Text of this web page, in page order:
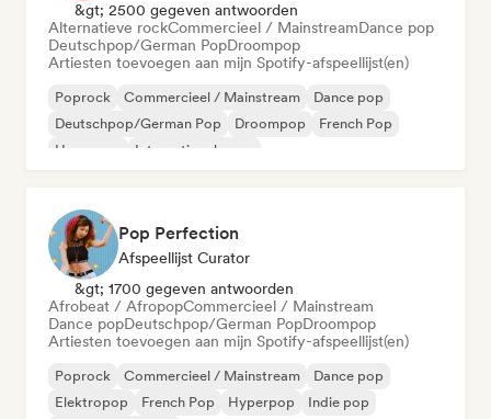
&gt; 2500 gegeven antwoorden
Alternatieve rockCommercieel / MainstreamDance pop
Deutschpop/German PopDroompop
Artiesten toevoegen aan mijn Spotify-afspeellijst(en)
Poprock Commercieel / Mainstream
Dance pop
Deutschpop/German Pop
Droompop
French Pop
Hyperpop
Internationale pop
Pop Perfection
Afspeellijst Curator
&gt; 1700 gegeven antwoorden
Afrobeat / AfropopCommercieel / Mainstream
Dance popDeutschpop/German PopDroompop
Artiesten toevoegen aan mijn Spotify-afspeellijst(en)
Poprock Commercieel / Mainstream
Dance pop
Elektropop
French Pop Hyperpop
Indie pop